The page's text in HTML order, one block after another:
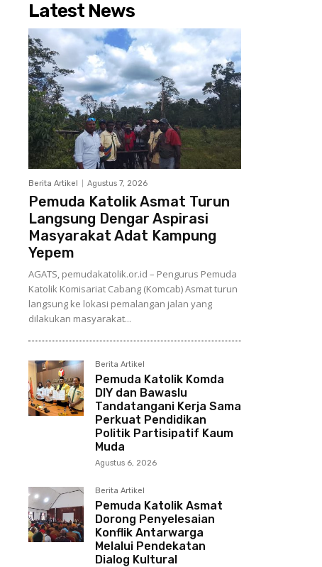
Latest News
Berita Artikel Agustus 7, 2026
Pemuda Katolik Asmat Turun
Langsung Dengar Aspirasi
Masyarakat Adat Kampung
Yepem
AGATS, pemudakatolik.or.id – Pengurus Pemuda
Katolik Komisariat Cabang (Komcab) Asmat turun
langsung ke lokasi pemalangan jalan yang
dilakukan masyarakat...
Berita Artikel
Pemuda Katolik Komda
DIY dan Bawaslu
Tandatangani Kerja Sama
Perkuat Pendidikan
Politik Partisipatif Kaum
Muda
Agustus 6, 2026
Berita Artikel
Pemuda Katolik Asmat
Dorong Penyelesaian
Konflik Antarwarga
Melalui Pendekatan
Dialog Kultural